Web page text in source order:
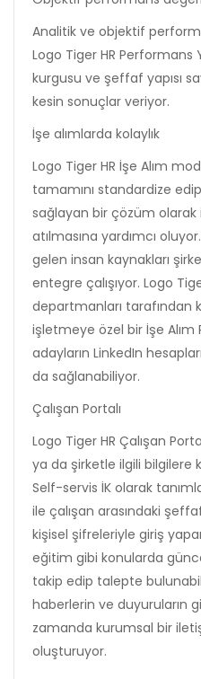
Analitik ve objektif
Logo Tiger HR Performans
kurgusu ve şeffaf yapısı
kesin sonuçlar veriyor.
İşe alımlarda kolaylık
Logo Tiger HR İşe Alım
tamamını standardize
sağlayan bir çözüm olarak
atılmasına yardımcı
gelen insan kaynakları
entegre çalışıyor. Logo
departmanları tarafından
işletmeye özel bir İşe Alım
adayların LinkedIn
da sağlanabiliyor.
Çalışan Portalı
Logo Tiger HR Çalışan
ya da şirketle ilgili bilgilere
Self-servis İK olarak
ile çalışan arasındaki
kişisel şifreleriyle giriş
eğitim gibi konularda
takip edip talepte
haberlerin ve duyuruların
zamanda kurumsal bir
oluşturuyor.